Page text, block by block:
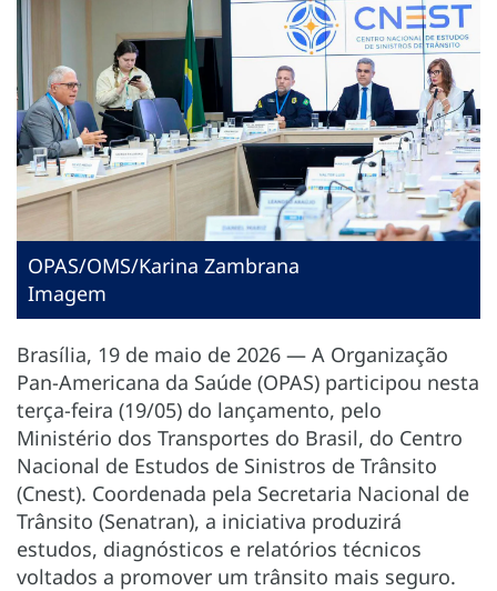
OPAS/OMS/Karina Zambrana
Imagem
Brasília, 19 de maio de 2026 — A Organização
Pan-Americana da Saúde (OPAS) participou nesta
terça-feira (19/05) do lançamento, pelo
Ministério dos Transportes do Brasil, do Centro
Nacional de Estudos de Sinistros de Trânsito
(Cnest). Coordenada pela Secretaria Nacional de
Trânsito (Senatran), a iniciativa produzirá
estudos, diagnósticos e relatórios técnicos
voltados a promover um trânsito mais seguro.